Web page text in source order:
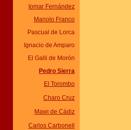
Iomar Fernández
Manolo Franco
Pascual de Lorca
Ignacio de Amparo
El Galli de Morón
Pedro Sierra
El Torombo
Charo Cruz
Mawi de Cádiz
Carlos Carbonell